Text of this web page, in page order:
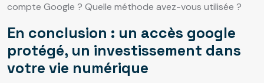
compte Google ? Quelle méthode avez-vous utilisée ?
En conclusion : un accès google
protégé, un investissement dans
votre vie numérique